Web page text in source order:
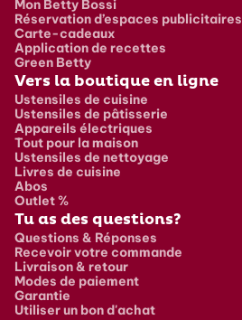
Mon Betty Bossi
Réservation d’espaces publicitaires
Carte-cadeaux
Application de recettes
Green Betty
Vers la boutique en ligne
Ustensiles de cuisine
Ustensiles de pâtisserie
Appareils électriques
Tout pour la maison
Ustensiles de nettoyage
Livres de cuisine
Abos
Outlet %
Tu as des questions?
Questions & Réponses
Recevoir votre commande
Livraison & retour
Modes de paiement
Garantie
Utiliser un bon d'achat